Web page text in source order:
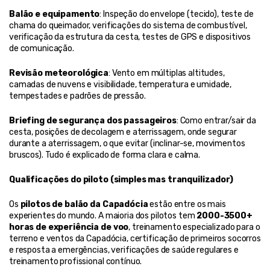
Balão e equipamento: Inspeção do envelope (tecido), teste de
chama do queimador, verificações do sistema de combustível,
verificação da estrutura da cesta, testes de GPS e dispositivos
de comunicação.
Revisão meteorológica: Vento em múltiplas altitudes,
camadas de nuvens e visibilidade, temperatura e umidade,
tempestades e padrões de pressão.
Briefing de segurança dos passageiros: Como entrar/sair da
cesta, posições de decolagem e aterrissagem, onde segurar
durante a aterrissagem, o que evitar (inclinar-se, movimentos
bruscos). Tudo é explicado de forma clara e calma.
Qualificações do piloto (simples mas tranquilizador)
Os pilotos de balão da Capadócia estão entre os mais
experientes do mundo. A maioria dos pilotos tem 2000-3500+
horas de experiência de voo, treinamento especializado para o
terreno e ventos da Capadócia, certificação de primeiros socorros
e resposta a emergências, verificações de saúde regulares e
treinamento profissional contínuo.